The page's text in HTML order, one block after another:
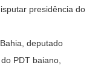
deputado
PDT baiano,